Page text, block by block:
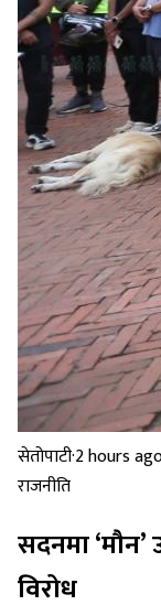
सेतोपाटी·2 hours
राजनीति
सदनमा
विरोध